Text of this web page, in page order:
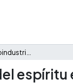
espíritu